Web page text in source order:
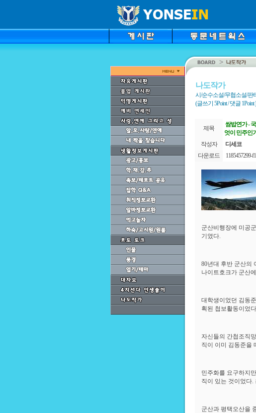
나도작가
시/순수소설/무협소설/판
(글쓰기 5Point / 댓글 1Point )
제목
쌈밥연가 -
엇이 민주인
작성자 디세코
다운로드
1185457299-
군산비행장에 미공
기였다.
80년대 후반 군산의
나이트호크가 군산
대학생이었던 김동
획된 첩보활동이었
자신들의 간첩조직
직이 이미 김동준을
민주화를 요구하지
직이 있는 것이었다
군산과 평택오산을